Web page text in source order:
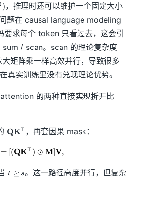
)，推理时还可以维护一个固定大小
题在 causal language modeling
要求每个 token 只看过去，这会引
/ scan。scan 的理论复杂度
矩阵乘一样高效并行，导致很多
实训练里没有兑现理论优势。
的两种直接实现拆开比
\
m
a
t
b
QK⊤ ，再套因果 mask：
\mathbf O=[(\mathbf Q\mathbf
= [(QK⊤ ) ⊙ M]V,
t
t ≥ s。这一路径高度并行，但复杂